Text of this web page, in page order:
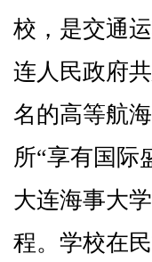
校，是交通
连人民政府
名的高等航
所“享有国际
大连海事大
程。学校在